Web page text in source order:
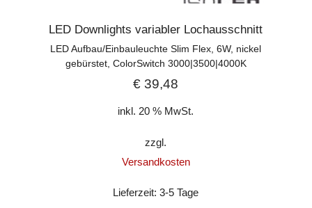
LED Downlights variabler Lochausschnitt
LED Aufbau/Einbauleuchte Slim Flex, 6W, nickel
gebürstet, ColorSwitch 3000|3500|4000K
€ 39,48
inkl. 20 % MwSt.
zzgl.
Versandkosten
Lieferzeit:3-5 Tage